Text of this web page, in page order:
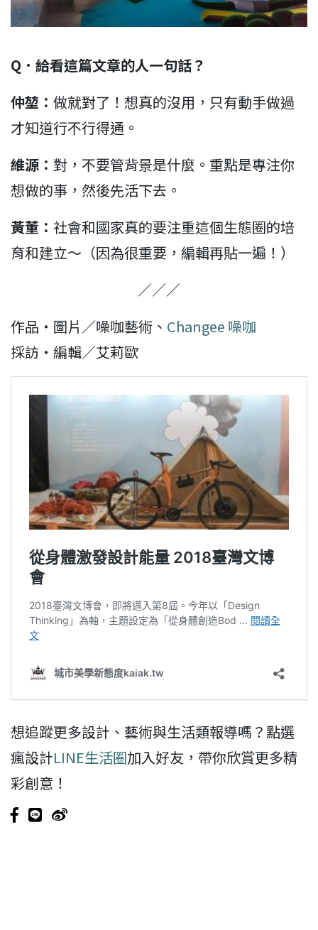
Q ．給看這篇文章的人一句話？
仲堃： 做就對了！想真的沒用，只有動手做過
才知道行不行得通。
維源： 對，不要管背景是什麼。重點是專注你
想做的事，然後先活下去。
黃董： 社會和國家真的要注重這個生態圈的培
育和建立～（因為很重要，編輯再貼一遍！）
／／／
作品・圖片／噪咖藝術、 Changee 噪咖
採訪・編輯／艾莉歐
想追蹤更多設計、藝術與生活類報導嗎？點選
瘋設計LINE生活圈加入好友，帶你欣賞更多精
彩創意！